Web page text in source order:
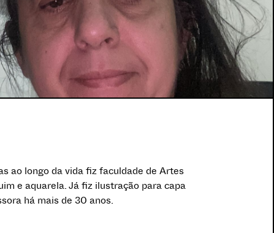
ao longo da vida fiz faculdade de Artes
e aquarela. Já fiz ilustração para capa
há mais de 30 anos.